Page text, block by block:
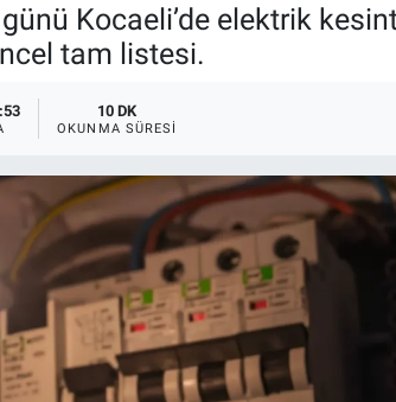
Kocaeli’de elektrik
tam listesi.
10 DK
OKUNMA SÜRESI